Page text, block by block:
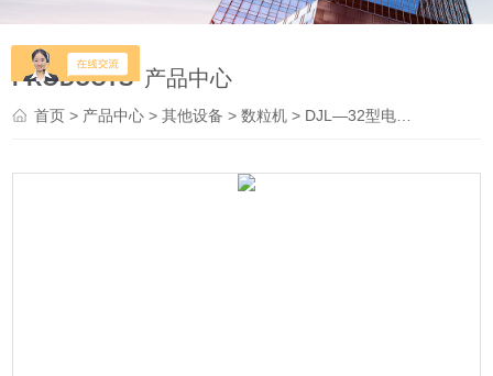
PRODUCTS 产品中心
首页> 产品中心 >其他设备 >数粒机 > DJL—32型电子数粒机